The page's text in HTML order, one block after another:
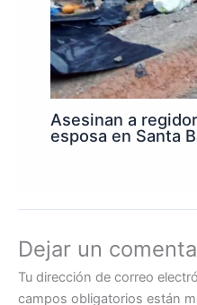
Asesinan a
esposa en Santa
Dejar un
Tu dirección de correo
campos obligatorios están